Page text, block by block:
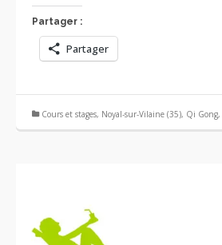
Partager :
Partager
Cours et stages, Noyal-sur-Vilaine (35), Qi Gong,